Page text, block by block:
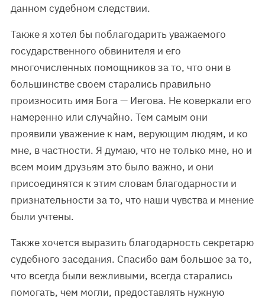
данном судебном следствии.
Также я хотел бы поблагодарить уважаемого
государственного обвинителя и его
многочисленных помощников за то, что они в
большинстве своем старались правильно
произносить имя Бога — Иегова. Не коверкали его
намеренно или случайно. Тем самым они
проявили уважение к нам, верующим людям, и ко
мне, в частности. Я думаю, что не только мне, но и
всем моим друзьям это было важно, и они
присоединятся к этим словам благодарности и
признательности за то, что наши чувства и мнение
были учтены.
Также хочется выразить благодарность секретарю
судебного заседания. Спасибо вам большое за то,
что всегда были вежливыми, всегда старались
помогать, чем могли, предоставлять нужную